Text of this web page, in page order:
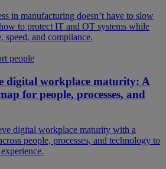
in manufacturing doesn’t have to slow
to protect IT and OT systems while
speed, and compliance.
people
digital workplace maturity: A
for people, processes, and
digital workplace maturity with a
people, processes, and technology to